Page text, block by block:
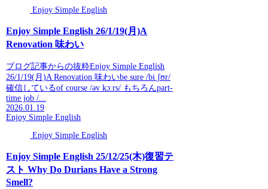
Enjoy Simple English
Enjoy Simple English 26/1/19(月)A
Renovation 味わい
ブログ記事からの抜粋Enjoy Simple English
26/1/19(月)A Renovation 味わいbe sure /bi ʃʊr/
確信しているof course /əv kɔːrs/ もちろんpart-
time job /...
2026.01.19
Enjoy Simple English
Enjoy Simple English
Enjoy Simple English 25/12/25(木)復習テ
スト Why Do Durians Have a Strong
Smell?